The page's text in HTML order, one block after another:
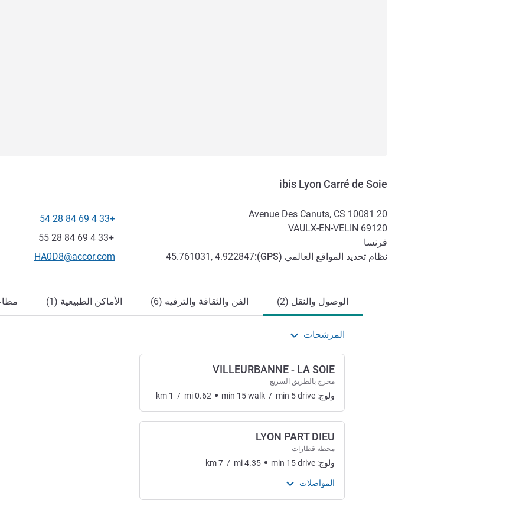
ibis Lyon Carré de Soie
20 Avenue Des Canuts, CS 10081
69120
VAULX-EN-VELIN
فرنسا
نظام تحديد المواقع العالمي (GPS
):
45.761031, 4.922847
الهاتف
+33 4 69 84 28 54
فاكس
+33 4 69 84 28 55
تواصل معنا عبر البريد
HA0D8@accor.com
الوصول والنقل (2) الفن والثقافة والترفيه (6) الأماكن الطبيعية (1)
المرشحات
VILLEURBANNE - LA SOIE
مخرج بالطريق السريع
ولوج: km 1 / mi0.62 min 15walk / min 5drive
LYON PART DIEU
محطة قطارات
ولوج: km7 / mi4.35 min 15drive
المواصلات